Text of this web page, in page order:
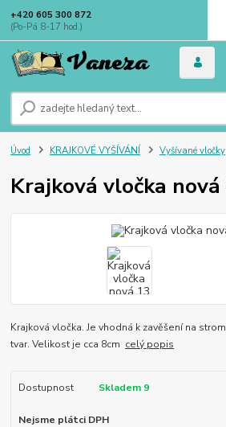
+420 605 300 872
(Po-Pá 8-17 hod.)
Úvod KRAJKOVÉ VYŠÍVÁNÍ Vyšívané vločky
Krajková vločka nová
Krajková vločka. Je vhodná k zavěšení na
tvar. Velikost je cca 8cm celý popis
Dostupnost Skladem 9
Nejsme plátci DPH